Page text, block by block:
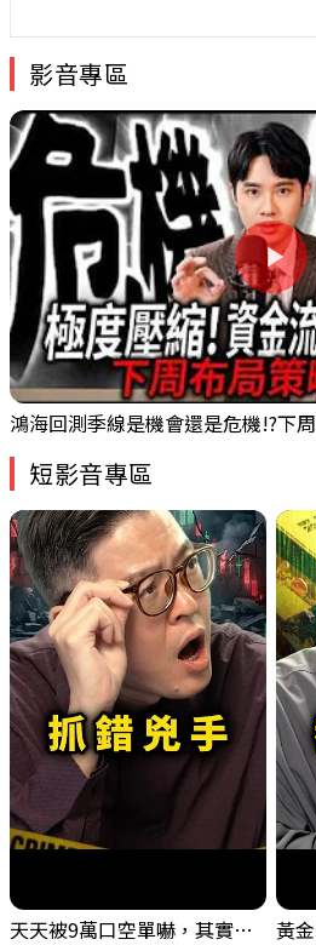
影音專區
短影音專區
天天被9萬口空單嚇，其實你盯錯地方了｜Mr.Jimmy高志銘 #台股 #外資期貨 #融資